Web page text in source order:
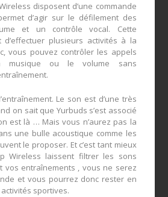
disposent d’une commande
d’agir sur le défilement des
et un contrôle vocal. Cette
d’effectuer plusieurs activités à la
vous pouvez contrôler les appels
musique ou le volume sans
Le son est d’une très
on sait que Yurbuds s’est associé
est là … Mais vous n’aurez pas la
une bulle acoustique comme les
le proposer. Et c’est tant mieux
Wireless laissent filtrer les sons
vos entraînements , vous ne serez
et vous pourrez donc rester en
sportives.